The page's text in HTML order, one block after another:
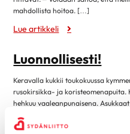
Sydänlihaksen ja läppien
Sydänsairauksien oireet
Sydänsairauksien
Tahdistinhoito
Alkoholi
tammikuu 2023
marraskuu 2022
syyskuu 2022
elokuu 2022
kesäkuu 2022
toukokuu 2022
mahdollista hoitoa. […]
Lue artikkeli
Luonnollisesti!
Keravalla kukkii toukokuussa
rusokirsikka- ja koristeomenapuita.
hehkuu vaaleanpunaisena.
haltioissaan, pysähtelevät puiden
Hyväntuulisuus tarttuu ja yhteisestä